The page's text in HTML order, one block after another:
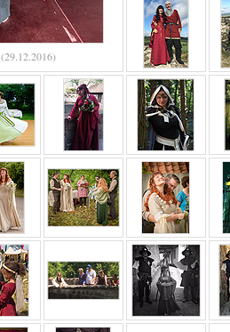
(29.12.2016)